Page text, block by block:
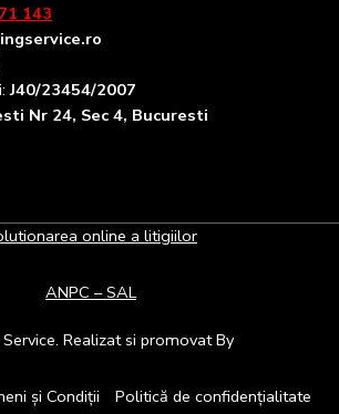
143
:J40/23454/2007
Nr 24, Sec 4, Bucuresti
online a litigiilor
ANPC – SAL
Realizat si promovat By
și Condiții Politică de confidențialitate